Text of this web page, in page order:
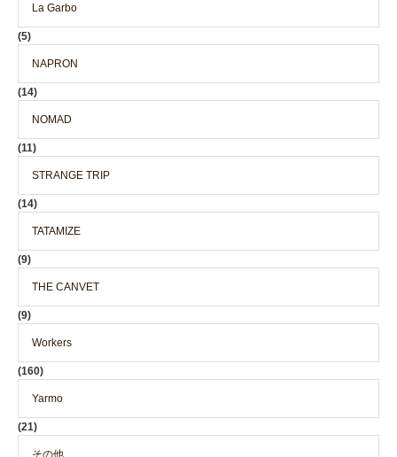
La Garbo
(5)
NAPRON
(14)
NOMAD
(11)
STRANGE TRIP
(14)
TATAMIZE
(9)
THE CANVET
(9)
Workers
(160)
Yarmo
(21)
その他